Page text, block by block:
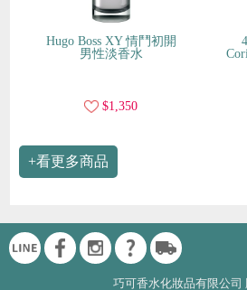
Hugo Boss XY 情鬥初開
男性淡香水
$1,350
+看更多商品
巧可香水化妝品有限公司